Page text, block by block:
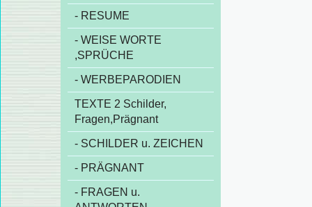
- RESUME
- WEISE WORTE
,SPRÜCHE
- WERBEPARODIEN
TEXTE 2 Schilder,
Fragen,Prägnant
- SCHILDER u. ZEICHEN
- PRÄGNANT
- FRAGEN u.